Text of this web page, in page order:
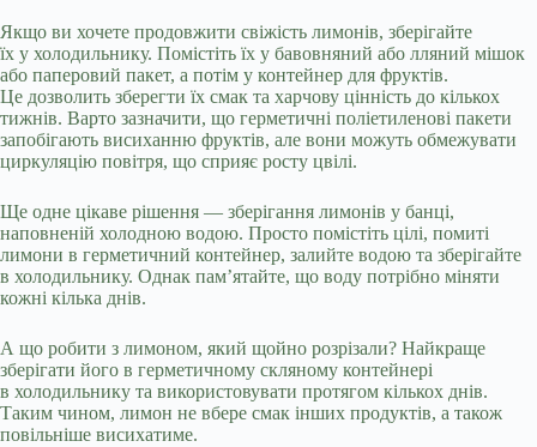
Якщо ви хочете продовжити свіжість лимонів, зберігайте
їх у холодильнику. Помістіть їх у бавовняний або лляний мішок
або паперовий пакет, а потім у контейнер для фруктів.
Це дозволить зберегти їх смак та харчову цінність до кількох
тижнів. Варто зазначити, що герметичні поліетиленові пакети
запобігають висиханню фруктів, але вони можуть обмежувати
циркуляцію повітря, що сприяє росту цвілі.
Ще одне цікаве рішення — зберігання лимонів у банці,
наповненій холодною водою. Просто помістіть цілі, помиті
лимони в герметичний контейнер, залийте водою та зберігайте
в холодильнику. Однак пам’ятайте, що воду потрібно міняти
кожні кілька днів.
А що робити з лимоном, який щойно розрізали? Найкраще
зберігати його в герметичному скляному контейнері
в холодильнику та використовувати протягом кількох днів.
Таким чином, лимон не вбере смак інших продуктів, а також
повільніше висихатиме.